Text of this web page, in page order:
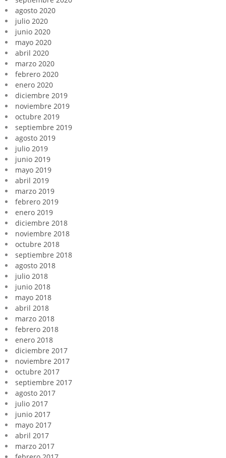
agosto 2020
julio 2020
junio 2020
mayo 2020
abril 2020
marzo 2020
febrero 2020
enero 2020
diciembre 2019
noviembre 2019
octubre 2019
septiembre 2019
agosto 2019
julio 2019
junio 2019
mayo 2019
abril 2019
marzo 2019
febrero 2019
enero 2019
diciembre 2018
noviembre 2018
octubre 2018
septiembre 2018
agosto 2018
julio 2018
junio 2018
mayo 2018
abril 2018
marzo 2018
febrero 2018
enero 2018
diciembre 2017
noviembre 2017
octubre 2017
septiembre 2017
agosto 2017
julio 2017
junio 2017
mayo 2017
abril 2017
marzo 2017